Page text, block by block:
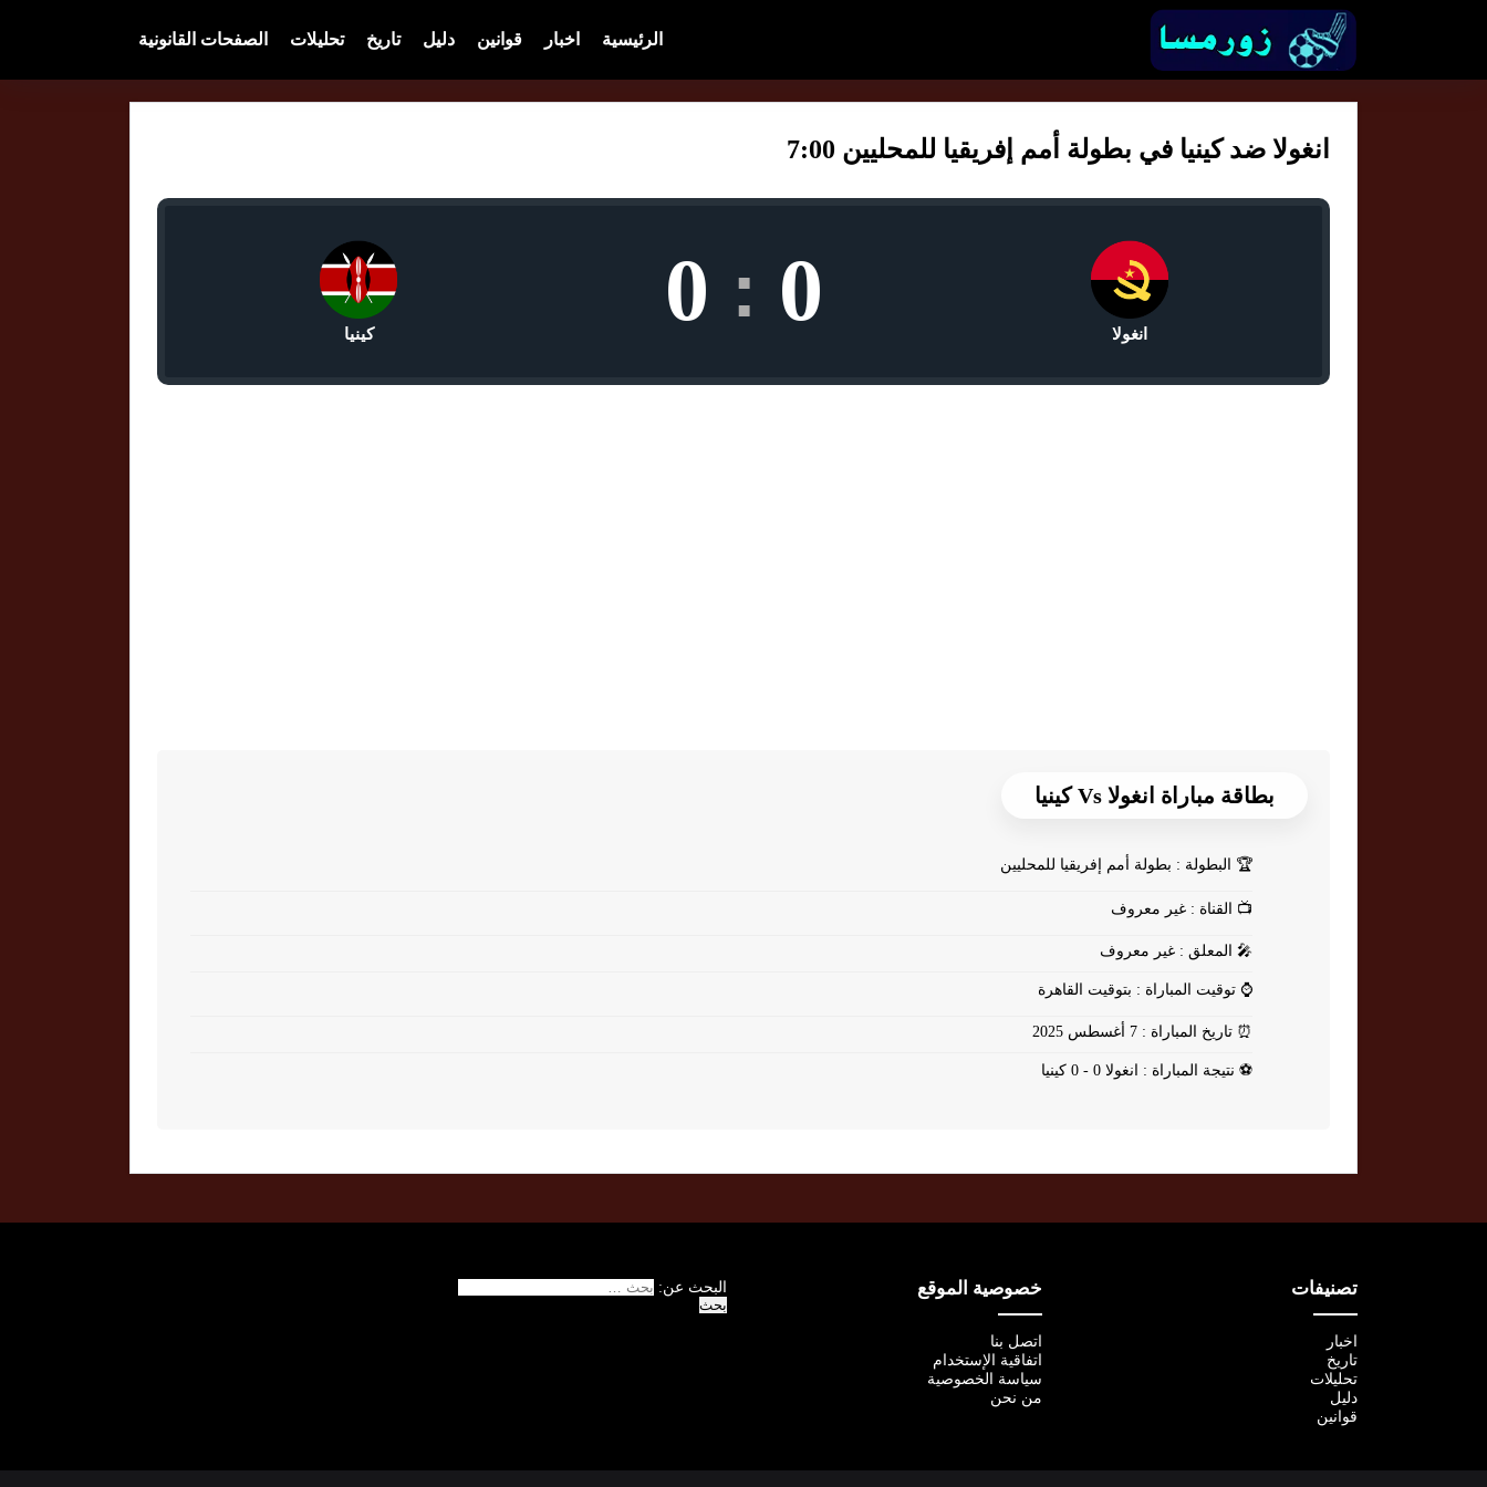
الرئيسية اخبار قوانين دليل تاريخ تحليلات الصفحات القانونية
انغولا ضد كينيا في بطولة أمم إفريقيا للمحليين 7:00
انغولا 0
:
0 كينيا
بطاقة مباراة انغولا Vs كينيا
🏆 البطولة : بطولة أمم إفريقيا للمحليين
📺 القناة : غير معروف
🎤 المعلق : غير معروف
⌚ توقيت المباراة : بتوقيت القاهرة
⏰ تاريخ المباراة : 7 أغسطس 2025
⚽ نتيجة المباراة : انغولا 0 - 0 كينيا
تصنيفات
اخبار
تاريخ
تحليلات
دليل
قوانين
خصوصية الموقع
اتصل بنا
اتفاقية الإستخدام
سياسة الخصوصية
من نحن
البحث عن: